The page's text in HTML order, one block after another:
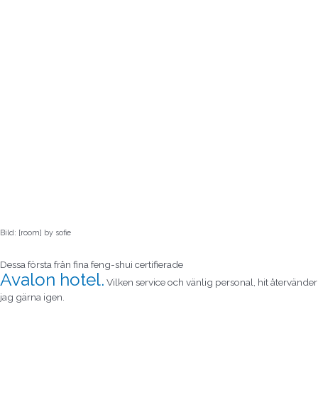
Bild: [room] by sofie
Dessa första från fina feng-shui certifierade
Avalon hotel. Vilken service och vänlig personal, hit återvänder
jag gärna igen.